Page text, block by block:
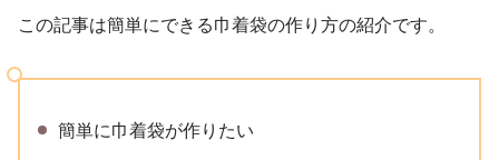
この記事は簡単にできる巾着袋の作り方の紹介です。
簡単に巾着袋が作りたい